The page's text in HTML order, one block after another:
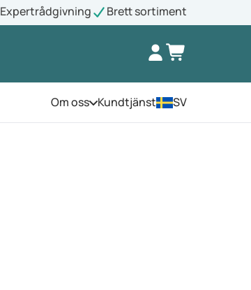
Expertrådgivning Brett sortiment
Om ossÖppna menyn
Kundtjänst SV